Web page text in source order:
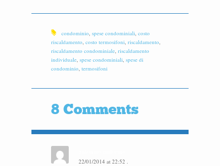
condominio, spese condominiali, costo
riscaldamento, costo termosifoni, riscaldamento,
riscaldamento condominiale, riscaldamento
individuale, spese condominiali, spese di
condominio, termosifoni
8 Comments
22/01/2014 at 22:52 .